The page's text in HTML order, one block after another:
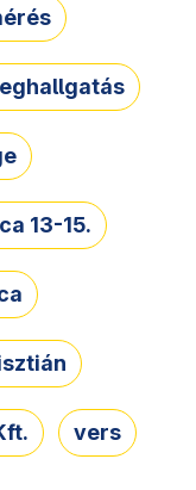
13-15.
vers